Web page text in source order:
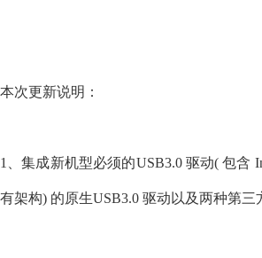
本次更新说明：
1、集成新机型必须的USB3.0 驱动( 包含
有架构) 的原生USB3.0 驱动以及两种第三